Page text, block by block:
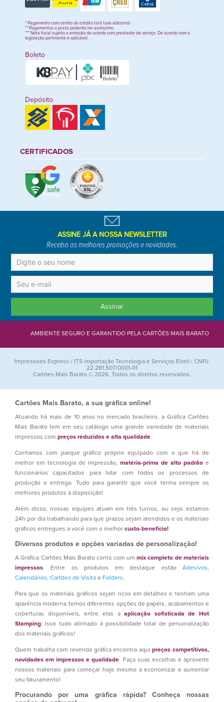
* Pagamento com cartão de crédito terá taxa adicional.
** Pagamentos a prazo poderão ter acréscimo.
*** Nota fiscal sujeito a emissão de acordo com prestador de serviço. De acordo com a
legislação pertinente é aplicável.
Boleto
Depósito
CERTIFICADOS
ASSINE JÁ A NOSSA NEWSLETTER
Receba as melhores promoções e novidades.
Assinar
AMBIENTE SEGURO E GARANTIDO PELA CARTÕES MAIS BARATO
Impressoes Express / ITS importação Tecnologia e Serviços Eireli | CNPJ:
22.281.507/0001-01
Cartões Mais Barato © 2026. Todos os direitos reservados.
Cartões Mais Barato, a sua gráfica online!
Atuando há mais de 10 anos no mercado brasileiro, a Gráfica Cartões
Mais Barato tem em seu catálogo uma grande variedade de materiais
impressos com preços reduzidos e alta qualidade.
Contamos com parque gráfico próprio equipado com o que há de
melhor em tecnologia de impressão, matéria-prima de alto padrão e
funcionários capacitados para lidar com todos os processos de
produção e entrega. Tudo para garantir que você tenha sempre os
melhores produtos à disposição!
Além disso, nossas equipes atuam em três turnos, ou seja: estamos
24h por dia trabalhando para que prazos sejam atendidos e os materiais
gráficos entregues a você com o melhor custo-benefício!
Diversos produtos e opções variadas de personalização!
A Gráfica Cartões Mais Barato conta com ummix completo de materiais
impressos. Entre os produtos em destaque estão Adesivos,
Calendários, Cartões de Visita e Folders.
Para que os materiais gráficos sejam ricos em detalhes e tenham uma
aparência moderna temos diferentes opções de papéis, acabamentos e
coberturas disponíveis, entre elas aaplicação sofisticada de Hot
Stamping. Isso tudo alinhado à possibilidade total de personalização
dos materiais gráficos!
Quem trabalha com revenda gráfica encontra aquipreços competitivos,
novidades em impressos e qualidade. Faça suas escolhas e aproveite
nossos materiais para começar hoje mesmo a economizar e aumentar
seu faturamento!
Procurando por uma gráfica rápida? Conheça nossas